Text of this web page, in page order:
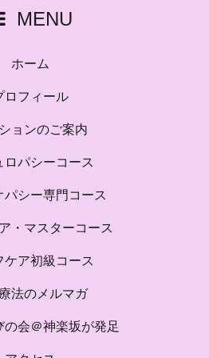
MENU
ホーム
ロフィール
ョンのご案内
ロパシーコース
パシー専門コース
・マスターコース
ケア初級コース
法のメルマガ
の会＠神楽坂が発足